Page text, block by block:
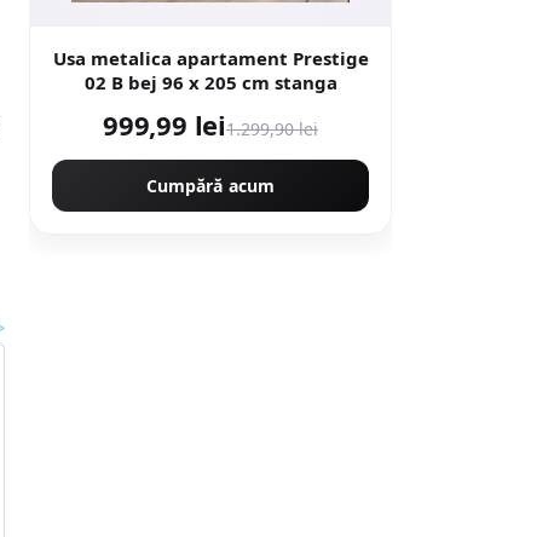
Usa metalica apartament Prestige
02 B bej 96 x 205 cm stanga
999,99 lei1.299,90 lei
Cumpără acum